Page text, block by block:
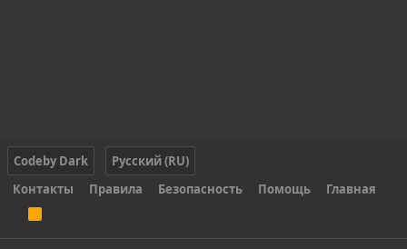
Codeby Dark
Русский (RU)
Контакты
Правила Безопасность Помощь Главная
S